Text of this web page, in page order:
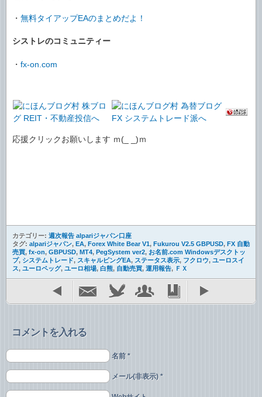
・ 無料タイアップEAのまとめだよ！
シストレのコミュニティー
・ fx-on.com
応援クリックお願いします ｍ(_ _)ｍ
カテゴリー: 週次報告 alpariジャパン口座
タグ: alpariジャパン, EA, Forex White Bear V1, Fukurou V2.5 GBPUSD, FX 自動
売買, fx-on, GBPUSD, MT4, PegSystem ver2, お名前.com Windowsデスクトッ
プ, システムトレード, スキャルピングEA, ステータス表示, フクロウ, ユーロスイ
ス, ユーロペッグ, ユーロ相場, 白熊, 自動売買, 運用報告, ＦＸ
コメントを入れる
名前 *
メール(非表示) *